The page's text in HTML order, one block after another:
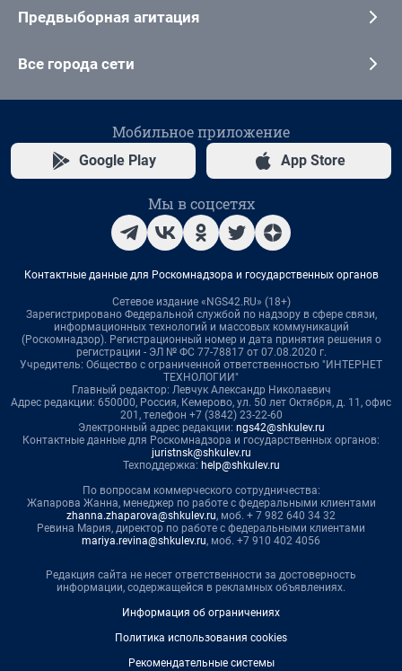
Предвыборная агитация
Все города сети
Мобильное приложение
Google Play App Store
Мы в соцсетях
Контактные данные для Роскомнадзора и государственных органов
Сетевое издание «NGS42.RU» (18+)
Зарегистрировано Федеральной службой по надзору в сфере связи,
информационных технологий и массовых коммуникаций
(Роскомнадзор). Регистрационный номер и дата принятия решения о
регистрации - ЭЛ № ФС 77-78817 от 07.08.2020 г.
Учредитель: Общество с ограниченной ответственностью "ИНТЕРНЕТ
ТЕХНОЛОГИИ"
Главный редактор: Левчук Александр Николаевич
Адрес редакции: 650000, Россия, Кемерово, ул. 50 лет Октября, д. 11, офис
201, телефон +7 (3842) 23-22-60
Электронный адрес редакции: ngs42@shkulev.ru
Контактные данные для Роскомнадзора и государственных органов:
juristnsk@shkulev.ru
Техподдержка: help@shkulev.ru
По вопросам коммерческого сотрудничества:
Жапарова Жанна, менеджер по работе с федеральными клиентами
zhanna.zhaparova@shkulev.ru, моб. + 7 982 640 34 32
Ревина Мария, директор по работе с федеральными клиентами
mariya.revina@shkulev.ru, моб. +7 910 402 4056
Редакция сайта не несет ответственности за достоверность
информации, содержащейся в рекламных объявлениях.
Информация об ограничениях
Политика использования cookies
Рекомендательные системы